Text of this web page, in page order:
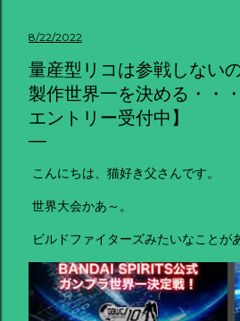
8/22/2022
量産型リコは参戦しない
製作世界一を決める・・
エントリー受付中】
こんにちは、猫好き父さんです。
世界大会かあ～。
ビルドファイターズみたいなことが